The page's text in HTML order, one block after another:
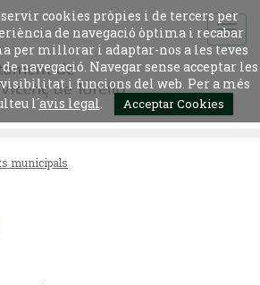
cookies pròpies i de tercers per
de navegació òptima i recabar
per millorar i adaptar-nos a les teves
navegació. Navegar sense acceptar les
i funcions del web. Per a més
l´avis legal. Acceptar Cookies
municipals